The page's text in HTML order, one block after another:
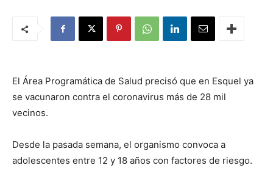
El Área Programática de Salud precisó que en Esquel ya
se vacunaron contra el coronavirus más de 28 mil
vecinos.
Desde la pasada semana, el organismo convoca a
adolescentes entre 12 y 18 años con factores de riesgo.